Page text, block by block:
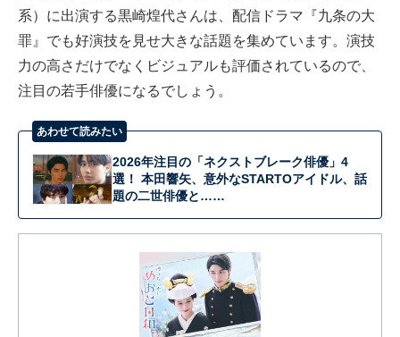
系）に出演する黒崎煌代さんは、配信ドラマ『九条の大
罪』でも好演技を見せ大きな話題を集めています。演技
力の高さだけでなくビジュアルも評価されているので、
注目の若手俳優になるでしょう。
あわせて読みたい
2026年注目の「ネクストブレーク俳優」4
選！ 本田響矢、意外なSTARTOアイドル、話
題の二世俳優と……